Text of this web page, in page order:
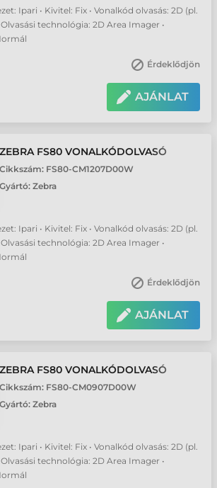
Ipari • Kivitel: Fix • Vonalkód olvasás: 2D (pl.
technológia: 2D Area Imager •
Érdeklődjön
AJÁNLAT
ZEBRA FS80 VONALKÓDOLVASÓ
Cikkszám: FS80-CM1207D00W
Gyártó: Zebra
Ipari • Kivitel: Fix • Vonalkód olvasás: 2D (pl.
technológia: 2D Area Imager •
Érdeklődjön
AJÁNLAT
ZEBRA FS80 VONALKÓDOLVASÓ
Cikkszám: FS80-CM0907D00W
Gyártó: Zebra
Ipari • Kivitel: Fix • Vonalkód olvasás: 2D (pl.
technológia: 2D Area Imager •